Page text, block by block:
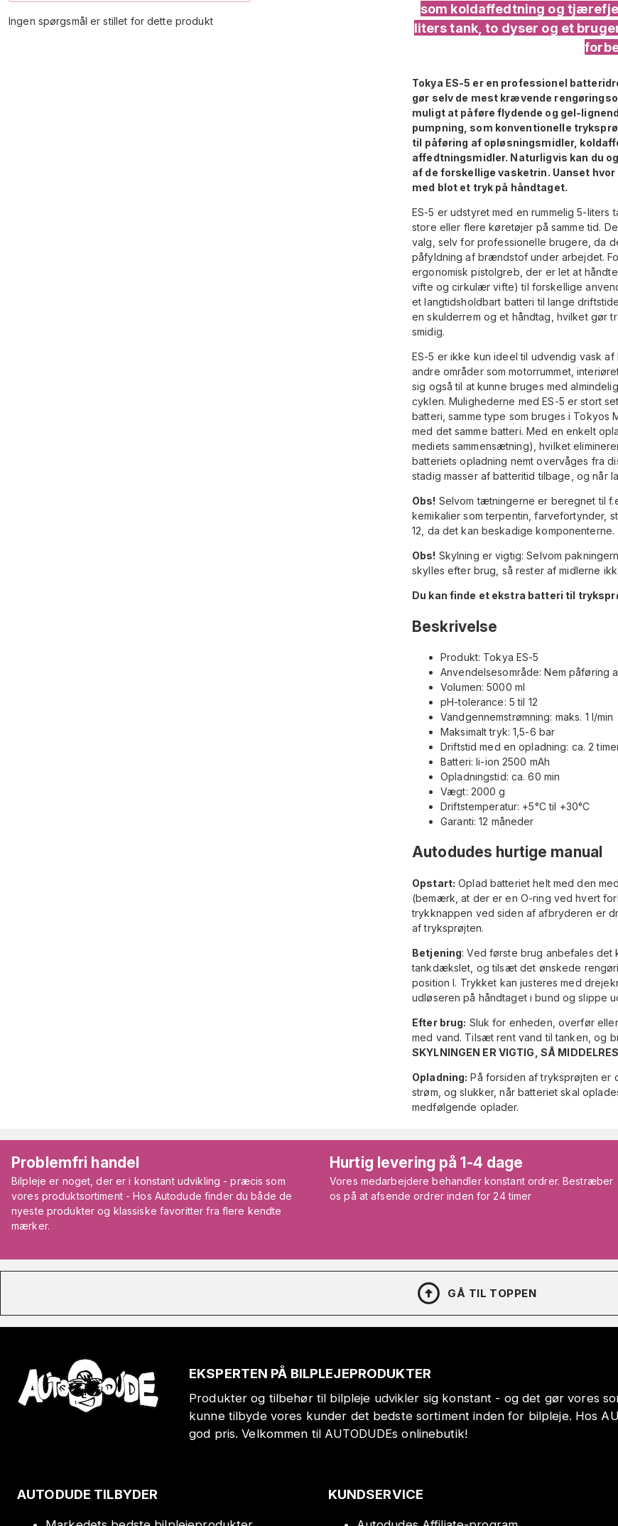
Ingen spørgsmål er stillet for dette produkt
som koldaffedtning og
liters tank, to dyser og et
Tokya ES-5 er en professionel
gør selv de mest krævende
muligt at påføre flydende og gel-
pumpning, som konventionelle
til påføring af opløsningsmidler,
affedtningsmidler. Naturligvis kan du
af de forskellige vasketrin. Uanset
med blot et tryk på håndtaget.
ES-5 er udstyret med en rummelig 5-
store eller flere køretøjer på samme tid.
valg, selv for professionelle brugere, da
påfyldning af brændstof under arbejdet.
ergonomisk pistolgreb, der er let at
vifte og cirkulær vifte) til forskellige
et langtidsholdbart batteri til lange
en skulderrem og et håndtag, hvilket gør
smidig.
ES-5 er ikke kun ideel til udvendig vask
andre områder som motorrummet,
sig også til at kunne bruges med
cyklen. Mulighederne med ES-5 er stort
batteri, samme type som bruges i Tokyos
med det samme batteri. Med en enkelt
mediets sammensætning), hvilket
batteriets opladning nemt overvåges fra
stadig masser af batteritid tilbage, og når
Obs! Selvom tætningerne er beregnet til
kemikalier som terpentin, farvefortynder,
12, da det kan beskadige komponenterne.
Obs! Skylning er vigtig: Selvom
skylles efter brug, så rester af midlerne
Du kan finde et ekstra batteri til
Beskrivelse
Produkt: Tokya ES-5
Anvendelsesområde: Nem påføring
Volumen: 5000 ml
pH-tolerance: 5 til 12
Vandgennemstrømning: maks. 1 l/min
Maksimalt tryk: 1,5-6 bar
Driftstid med en opladning: ca. 2
Batteri: li-ion 2500 mAh
Opladningstid: ca. 60 min
Vægt: 2000 g
Driftstemperatur: +5°C til +30°C
Garanti: 12 måneder
Autodudes hurtige manual
Opstart: Oplad batteriet helt med den
(bemærk, at der er en O-ring ved hvert
trykknappen ved siden af afbryderen er
af tryksprøjten.
Betjening: Ved første brug anbefales det
tankdækslet, og tilsæt det ønskede
position I. Trykket kan justeres med
udløseren på håndtaget i bund og slippe
Efter brug: Sluk for enheden, overfør
med vand. Tilsæt rent vand til tanken, og
SKYLNINGEN ER VIGTIG, SÅ
Opladning: På forsiden af tryksprøjten er
strøm, og slukker, når batteriet skal
medfølgende oplader.
Problemfri handel
Bilpleje er noget, der er i konstant udvikling - præcis som
vores produktsortiment - Hos Autodude finder du både de
nyeste produkter og klassiske favoritter fra flere kendte
mærker.
Hurtig levering på 1-4 dage
Vores medarbejdere behandler konstant ordrer. Bestræber
os på at afsende ordrer inden for 24 timer
GÅ TIL TOPPEN
EKSPERTEN PÅ BILPLEJEPRODUKTER
Produkter og tilbehør til bilpleje udvikler sig konstant - og det gør vores
kunne tilbyde vores kunder det bedste sortiment inden for bilpleje. Hos
god pris. Velkommen til AUTODUDEs onlinebutik!
AUTODUDE TILBYDER KUNDSERVICE